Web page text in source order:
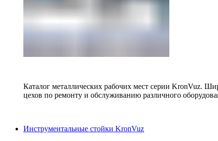
Каталог металлических рабочих мест серии KronVuz.
цехов по ремонту и обслуживанию различного
Инструментальные стойки KronVuz